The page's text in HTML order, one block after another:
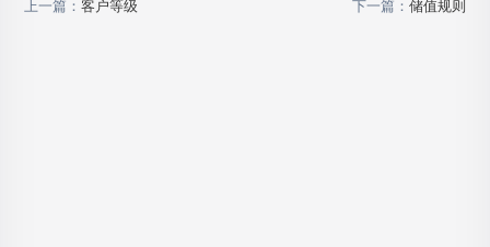
上一篇： 客户等级 下一篇： 储值规则